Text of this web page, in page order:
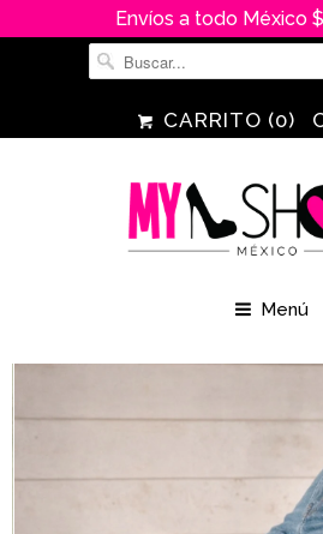
Envíos a todo México
CARRITO (0)
Menú